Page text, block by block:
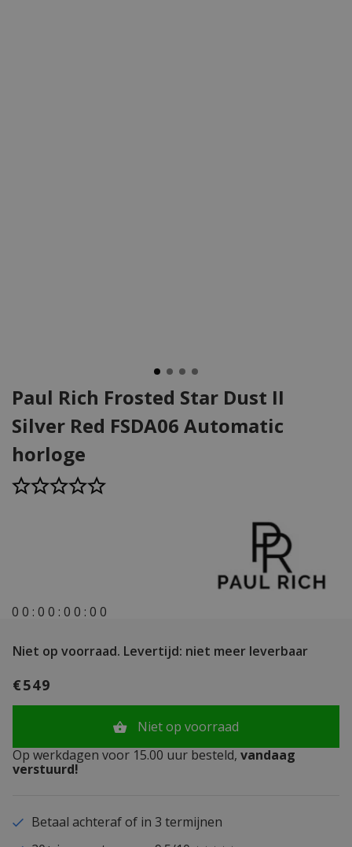
Paul Rich Frosted Star Dust II
Silver Red FSDA06 Automatic
horloge
0 0 : 0 0 : 0 0 : 0 0
Niet op voorraad. Levertijd: niet meer leverbaar
€549
Niet op voorraad
Op werkdagen voor 15.00 uur besteld, vandaag
verstuurd!
Betaal achteraf of in 3 termijnen